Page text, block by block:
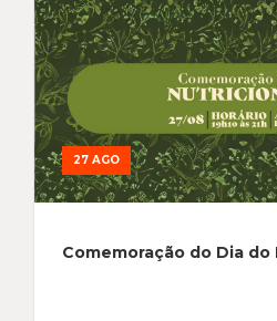
27 AGO
Comemoração do Dia